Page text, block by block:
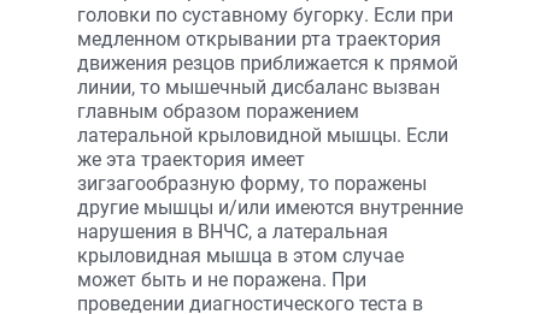
головки по суставному бугорку. Если при
медленном открывании рта траектория
движения резцов приближается к прямой
линии, то мышечный дисбаланс вызван
главным образом поражением
латеральной крыловидной мышцы. Если
же эта траектория имеет
зигзагообразную форму, то поражены
другие мышцы и/или имеются внутренние
нарушения в ВНЧС, а латеральная
крыловидная мышца в этом случае
может быть и не поражена. При
проведении диагностического теста в